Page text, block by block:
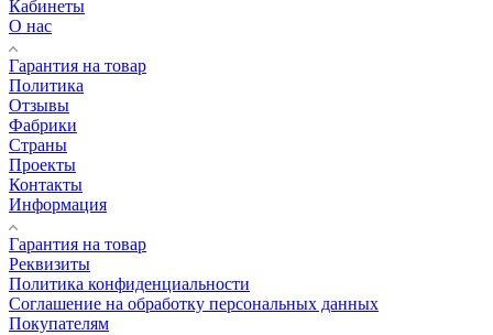
Кабинеты
О нас
Гарантия на товар
Политика
Отзывы
Фабрики
Страны
Проекты
Контакты
Информация
Гарантия на товар
Реквизиты
Политика конфиденциальности
Соглашение на обработку персональных данных
Покупателям